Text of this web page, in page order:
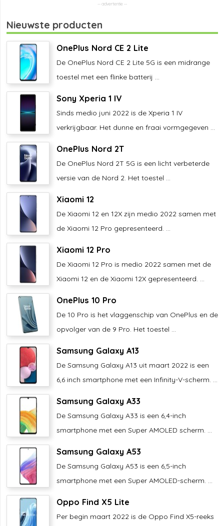
Nieuwste producten
OnePlus Nord CE 2 Lite
De OnePlus Nord CE 2 Lite 5G is een midrange
toestel met een flinke batterij ...
Sony Xperia 1 IV
Sinds medio juni 2022 is de Xperia 1 IV
verkrijgbaar. Het dunne en fraai vormgegeven ...
OnePlus Nord 2T
De OnePlus Nord 2T 5G is een licht verbeterde
versie van de Nord 2. Het toestel ...
Xiaomi 12
De Xiaomi 12 en 12X zijn medio 2022 samen met
de Xiaomi 12 Pro gepresenteerd. ...
Xiaomi 12 Pro
De Xiaomi 12 Pro is medio 2022 samen met de
Xiaomi 12 en de Xiaomi 12X gepresenteerd. ...
OnePlus 10 Pro
De 10 Pro is het vlaggenschip van OnePlus en de
opvolger van de 9 Pro. Het toestel ...
Samsung Galaxy A13
De Samsung Galaxy A13 uit maart 2022 is een
6,6 inch smartphone met een Infinity-V-scherm. ...
Samsung Galaxy A33
De Samsung Galaxy A33 is een 6,4-inch
smartphone met een Super AMOLED scherm. ...
Samsung Galaxy A53
De Samsung Galaxy A53 is een 6,5-inch
smartphone met een Super AMOLED-scherm. ...
Oppo Find X5 Lite
Per begin maart 2022 is de Oppo Find X5-reeks